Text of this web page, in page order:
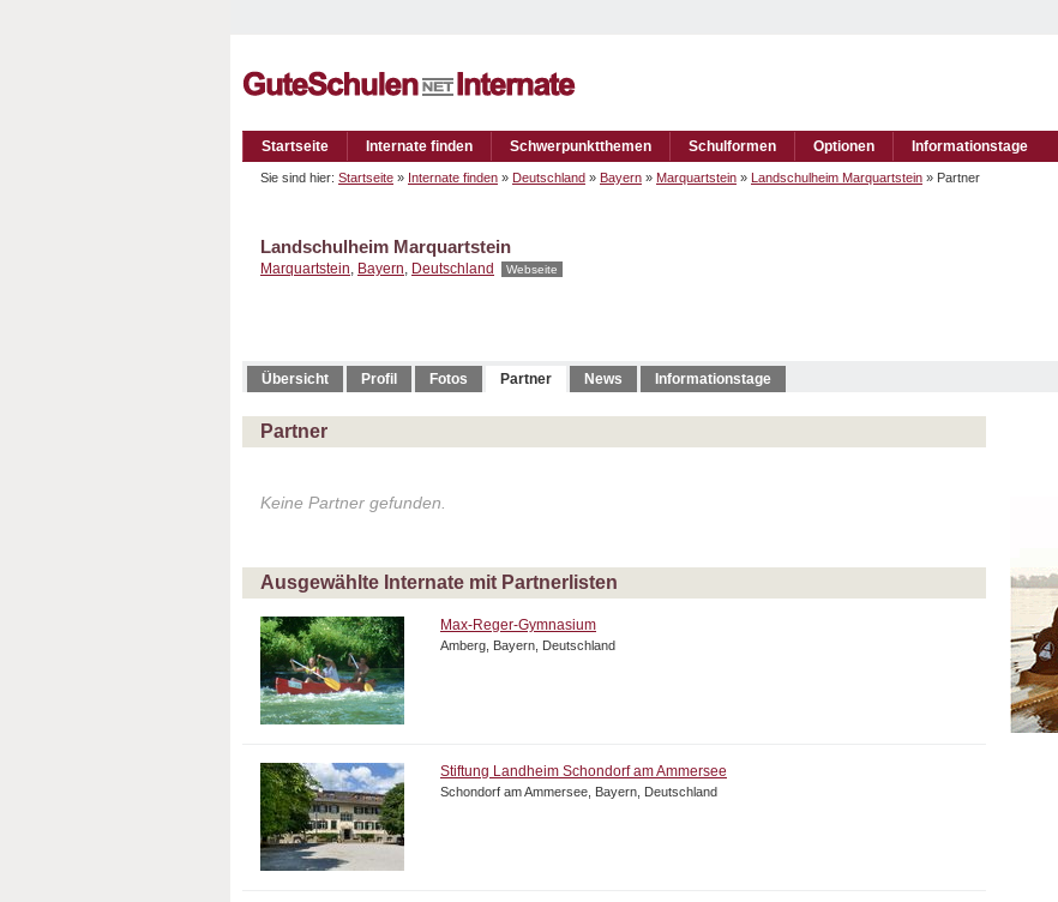
Startseite Internate finden Schwerpunktthemen Schulformen Optionen Informationstage
Sie sind hier: Startseite » Internate finden » Deutschland » Bayern » Marquartstein » Landschulheim Marquartstein » Partner
Landschulheim Marquartstein
Marquartstein, Bayern, Deutschland Webseite
Übersicht Profil Fotos Partner News Informationstage
Partner
Keine Partner gefunden.
Ausgewählte Internate mit Partnerlisten
Max-Reger-Gymnasium
Amberg, Bayern, Deutschland
Stiftung Landheim Schondorf am Ammersee
Schondorf am Ammersee, Bayern, Deutschland